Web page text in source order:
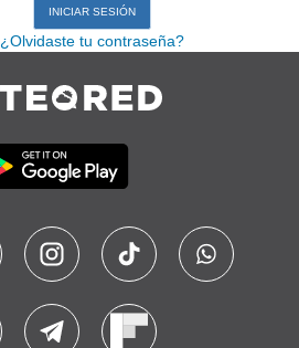
¿Olvidaste tu contraseña?